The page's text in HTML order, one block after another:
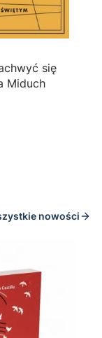
się
Miduch
nowości